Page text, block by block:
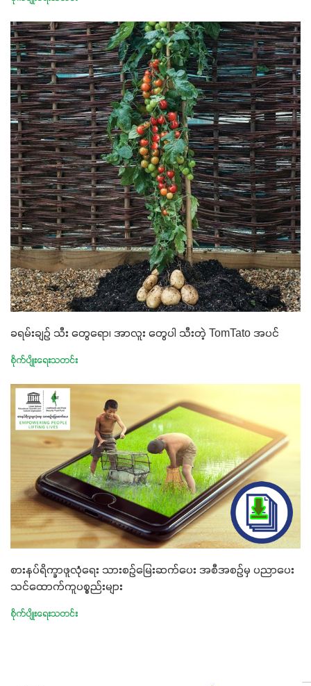
ခရမ်းချဉ် သီး တွေရော၊ အာလူး တွေပါ သီးတဲ့ TomTato အပင်
စိုက်ပျိုးရေးသတင်း
စားနပ်ရိက္ခာဖူလုံရေး သားစဉ်မြေးဆက်ပေး အစီအစဉ်မှ ပညာပေး
သင်ထောက်ကူပစ္စည်းများ
စိုက်ပျိုးရေးသတင်း